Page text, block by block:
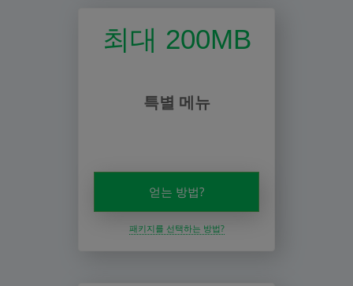
최대 200MB
특별 메뉴
얻는 방법?
패키지를 선택하는 방법?